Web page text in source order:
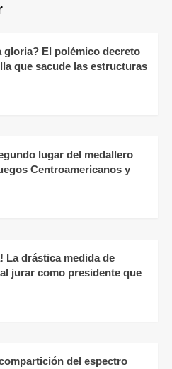
gloria? El polémico decreto
que sacude las estructuras
lugar del medallero
Centroamericanos y
La drástica medida de
jurar como presidente que
del espectro